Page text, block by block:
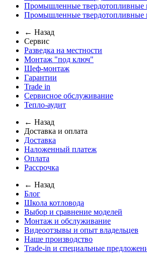
Промышленные твердотопливные
Промышленные твердотопливные
← Назад
Сервис
Разведка на местности
Монтаж "под ключ"
Шеф-монтаж
Гарантии
Trade in
Сервисное обслуживание
Тепло-аудит
← Назад
Доставка и оплата
Доставка
Наложенный платеж
Оплата
Рассрочка
← Назад
Блог
Школа котловода
Выбор и сравнение моделей
Монтаж и обслуживание
Видеоотзывы и опыт владельцев
Наше производство
Trade-in и специальные